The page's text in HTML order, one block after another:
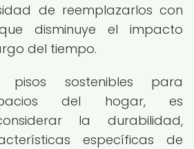
de reemplazarlos con
disminuye el impacto
del tiempo.
pisos sostenibles para
del hogar, es
la durabilidad,
específicas de